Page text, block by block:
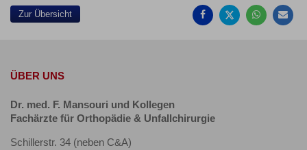
Zur Übersicht
teilen
teilen
teilen
ÜBER UNS
Dr. med. F. Mansouri und Kollegen
Fachärzte für Orthopädie & Unfallchirurgie
Schillerstr. 34 (neben C&A)